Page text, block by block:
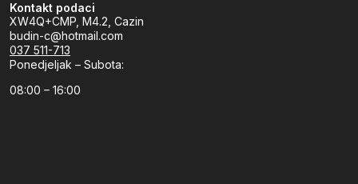
Kontakt podaci
XW4Q+CMP, M4.2, Cazin
budin-c@hotmail.com
037 511-713
Ponedjeljak – Subota:
08:00 – 16:00